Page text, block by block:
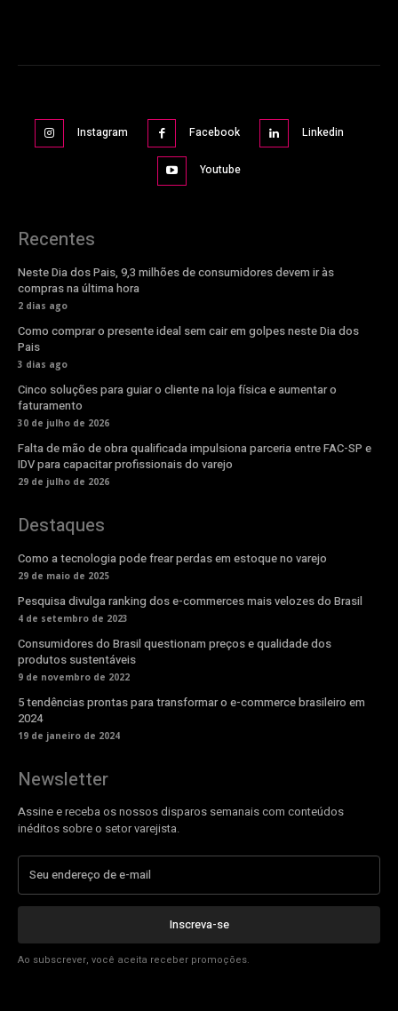
Instagram Facebook Linkedin
Youtube
Recentes
Neste Dia dos Pais, 9,3 milhões de consumidores devem ir às
compras na última hora
2 dias ago
Como comprar o presente ideal sem cair em golpes neste Dia dos
Pais
3 dias ago
Cinco soluções para guiar o cliente na loja física e aumentar o
faturamento
30 de julho de 2026
Falta de mão de obra qualificada impulsiona parceria entre FAC-SP e
IDV para capacitar profissionais do varejo
29 de julho de 2026
Destaques
Como a tecnologia pode frear perdas em estoque no varejo
29 de maio de 2025
Pesquisa divulga ranking dos e-commerces mais velozes do Brasil
4 de setembro de 2023
Consumidores do Brasil questionam preços e qualidade dos
produtos sustentáveis
9 de novembro de 2022
5 tendências prontas para transformar o e-commerce brasileiro em
2024
19 de janeiro de 2024
Newsletter
Assine e receba os nossos disparos semanais com conteúdos
inéditos sobre o setor varejista.
Inscreva-se
Ao subscrever, você aceita receber promoções.